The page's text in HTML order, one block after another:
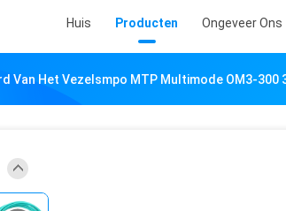
Huis Producten Ongeveer Ons
Van Het Vezelsmpo MTP Multimode OM3-300